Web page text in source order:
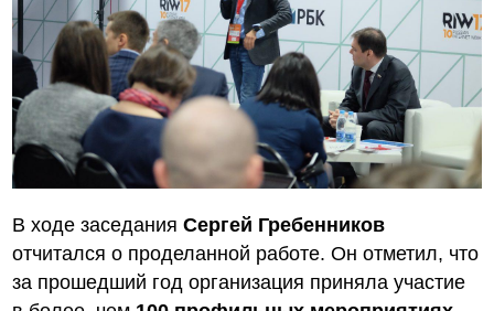
В ходе заседанияСергей Гребенников
отчитался о проделанной работе. Он отметил, что
за прошедший год организация приняла участие